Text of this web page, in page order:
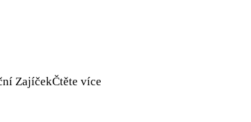
Čtěte více